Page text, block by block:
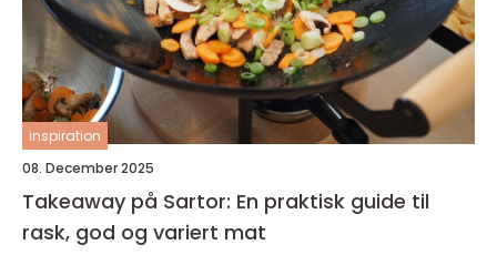
inspiration
08. December 2025
Takeaway på Sartor: En praktisk guide til
rask, god og variert mat